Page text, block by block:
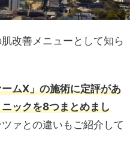
改善メニューとして知ら
ムX」の施術に定評があ
ックを8つまとめまし
ァとの違いもご紹介して